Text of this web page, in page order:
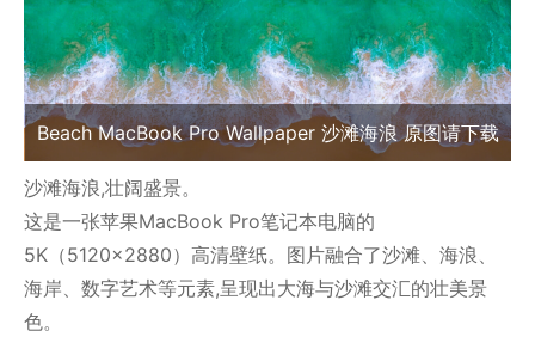
Beach MacBook Pro Wallpaper 沙滩海浪 原图请下载
沙滩海浪,壮阔盛景。
这是一张苹果MacBook Pro笔记本电脑的
5K（5120×2880）高清壁纸。图片融合了沙滩、海浪、
海岸、数字艺术等元素,呈现出大海与沙滩交汇的壮美景
色。